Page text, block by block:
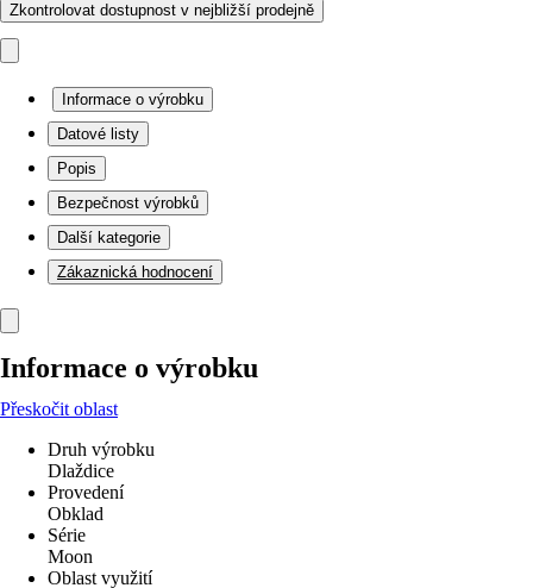
Zkontrolovat dostupnost v nejbližší prodejně
Informace o výrobku
Datové listy
Popis
Bezpečnost výrobků
Další kategorie
Zákaznická hodnocení
Informace o výrobku
Přeskočit oblast
Druh výrobku
Dlaždice
Provedení
Obklad
Série
Moon
Oblast využití